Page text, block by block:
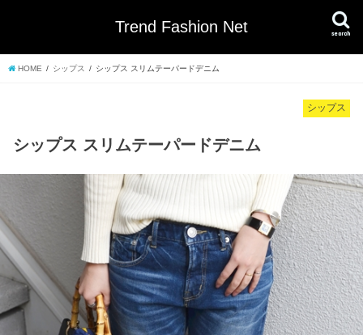
Trend Fashion Net search
HOME シップス シップス スリムテーパードデニム
シップス
シップス スリムテーパードデニム